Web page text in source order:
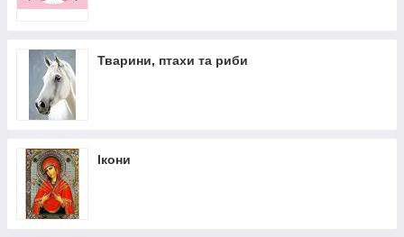
Тварини, птахи та риби
Ікони